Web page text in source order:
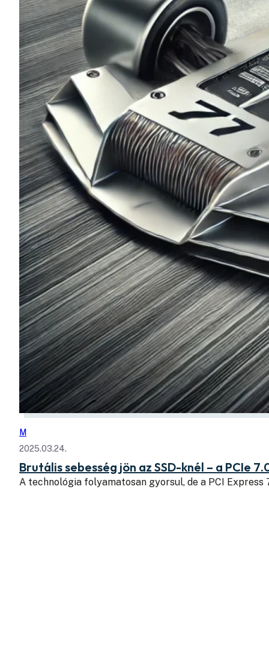
M
2025.03.24.
Brutális sebesség jön az SSD-knél – a PCIe
A technológia folyamatosan gyorsul, de a PCI Express